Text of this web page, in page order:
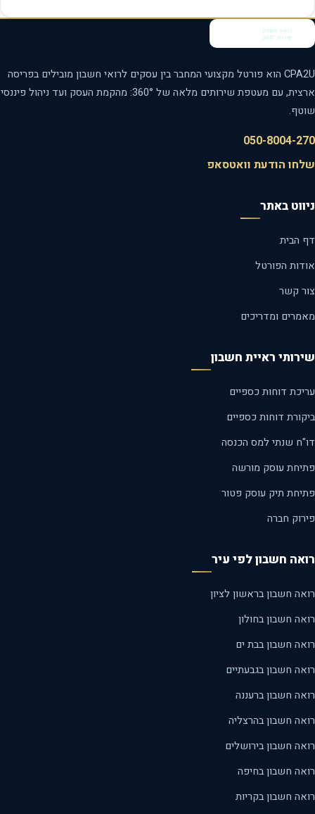
CPA2U הוא פורטל מקצועי המחבר בין עסקים לרואי חשבון מובילים בפריסה
ארצית, עם מעטפת שירותים מלאה של 360°: מהקמת העסק ועד ניהול פיננסי
050-8004-
הודעת וואטסאפ
באתר
הבית
הפורטל
קשר
ומדריכים
ראיית חשבון
דוחות כספיים
דוחות כספיים
שנתי למס הכנסה
עוסק מורשה
תיק עוסק פטור
חברה
חשבון לפי עיר
חשבון בראשון לציון
חשבון בחולון
חשבון בבת ים
חשבון בגבעתיים
חשבון ברעננה
חשבון בהרצליה
חשבון בירושלים
חשבון בחיפה
חשבון בקריות